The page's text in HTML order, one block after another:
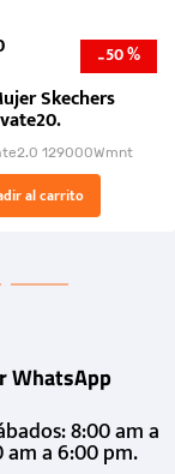
-50 %
Skechers
129000Wmnt
al carrito
WhatsApp
8:00 am a
a 6:00 pm.